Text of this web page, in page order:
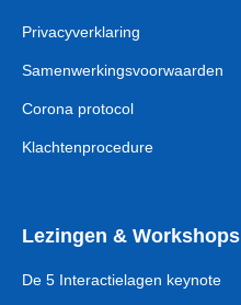
Privacyverklaring
Samenwerkingsvoorwaarden
Corona protocol
Klachtenprocedure
Lezingen & Workshops
De 5 Interactielagen keynote